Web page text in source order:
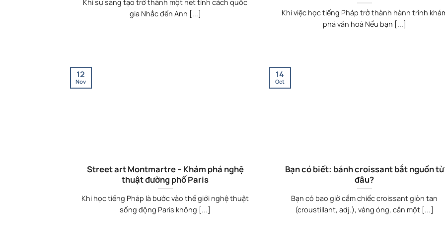
Khi sự sáng tạo trở thành một nét tính cách quốc
gia Nhắc đến Anh [...]
Khi việc học tiếng Pháp trở thành hành trình
phá văn hoá Nếu bạn [...]
Street art Montmartre – Khám phá nghệ
thuật đường phố Paris
Khi học tiếng Pháp là bước vào thế giới nghệ thuật
sống động Paris không [...]
12
Nov
Bạn có biết: bánh croissant bắt nguồn từ
đâu?
Bạn có bao giờ cầm chiếc croissant giòn tan
(croustillant, adj.), vàng óng, cắn một [...]
14
Oct